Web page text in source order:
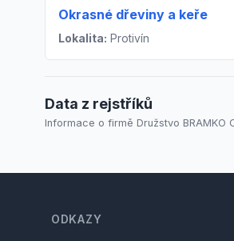
Okrasné dřeviny a keře
Lokalita: Protivín
Data z rejstříků
Informace o firmě Družstvo BRAMKO
ODKAZY